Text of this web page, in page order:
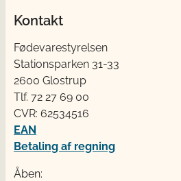
Kontakt
Fødevarestyrelsen
Stationsparken 31-33
2600 Glostrup
Tlf. 72 2​​​7 69 00
CVR: 62534516
EAN
Betaling af regning
Åben: